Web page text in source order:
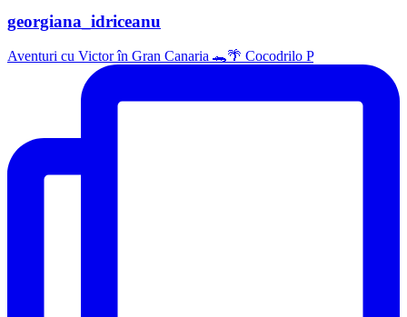
georgiana_idriceanu
Aventuri cu Victor în Gran Canaria 🐊🌴 Cocodrilo P